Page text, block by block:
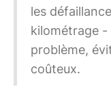
les
kilométrage -
problème,
coûteux.